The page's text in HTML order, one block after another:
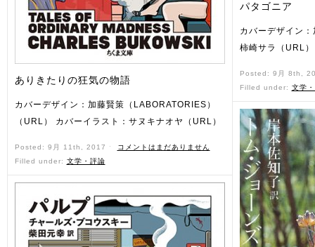
ありきたりの狂気の物語
カバーデザイン：加藤賢策（LABORATORIES）
（URL） カバーイラスト：サヌキナオヤ（URL）
Posted: 9月 11th, 2017 ˑ
コメントはまだありません
Filled under: 文学・評論
パタゴニア
カバーデザイン
柿崎サラ（URL）
Posted: 9月 8th,
Filled under: 文学